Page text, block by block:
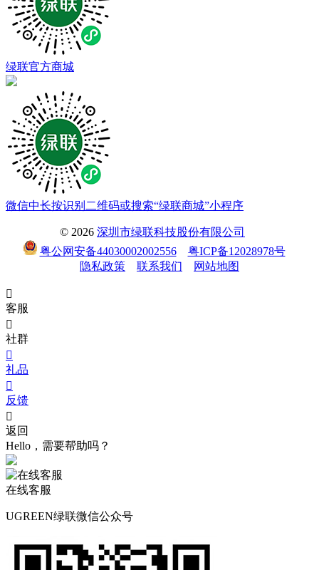
绿联官方商城
微信中长按识别二维码或搜索“绿联商城”小程序
© 2026 深圳市绿联科技股份有限公司
粤公网安备44030002002556
粤ICP备12028978号
隐私政策
联系我们 网站地图

客服

社群

礼品

反馈

返回
Hello，需要帮助吗？
在线客服
UGREEN绿联微信公众号